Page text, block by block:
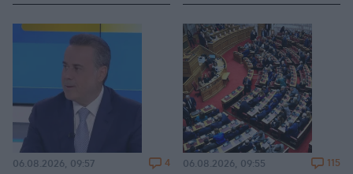
06.08.2026, 09:57 4 06.08.2026, 09:55 115